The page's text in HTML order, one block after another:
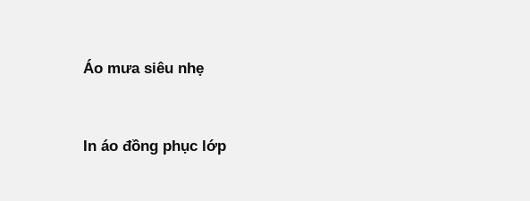
Áo mưa siêu nhẹ
In áo đồng phục lớp